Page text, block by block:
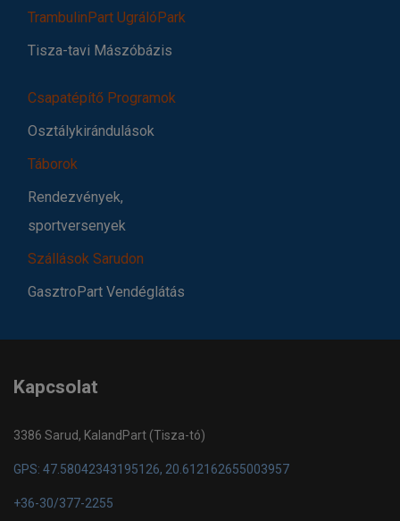
TrambulinPart UgrálóPark
Tisza-tavi Mászóbázis
Csapatépítő Programok
Osztálykirándulások
Táborok
Rendezvények,
sportversenyek
Szállások Sarudon
GasztroPart Vendéglátás
Kapcsolat
3386 Sarud, KalandPart (Tisza-tó)
GPS: 47.58042343195126, 20.612162655003957
+36-30/377-2255